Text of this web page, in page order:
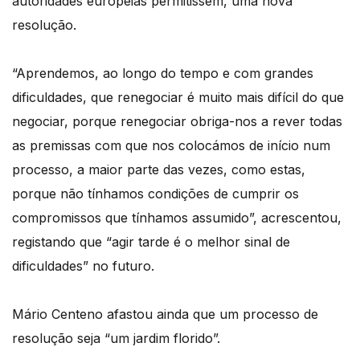
resolução.
“Aprendemos, ao longo do tempo e com grandes
dificuldades, que renegociar é muito mais difícil do que
negociar, porque renegociar obriga-nos a rever todas
as premissas com que nos colocámos de início num
processo, a maior parte das vezes, como estas,
porque não tínhamos condições de cumprir os
compromissos que tínhamos assumido”, acrescentou,
registando que “agir tarde é o melhor sinal de
dificuldades” no futuro.
Mário Centeno afastou ainda que um processo de
resolução seja “um jardim florido”.